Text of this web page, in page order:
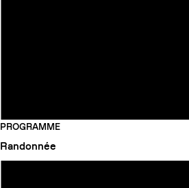
PROGRAMME
Randonnée